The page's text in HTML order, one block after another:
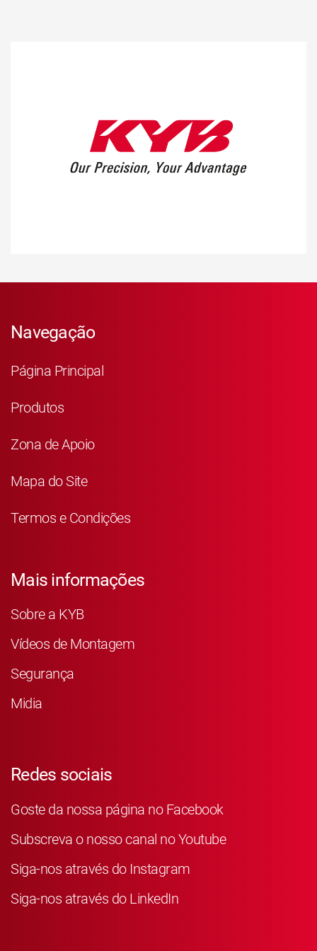
Navegação
Página Principal
Produtos
Zona de Apoio
Mapa do Site
Termos e Condições
Mais informações
Sobre a KYB
Vídeos de Montagem
Segurança
Midia
Redes sociais
Goste da nossa página no Facebook
Subscreva o nosso canal no Youtube
Siga-nos através do Instagram
Siga-nos através do LinkedIn